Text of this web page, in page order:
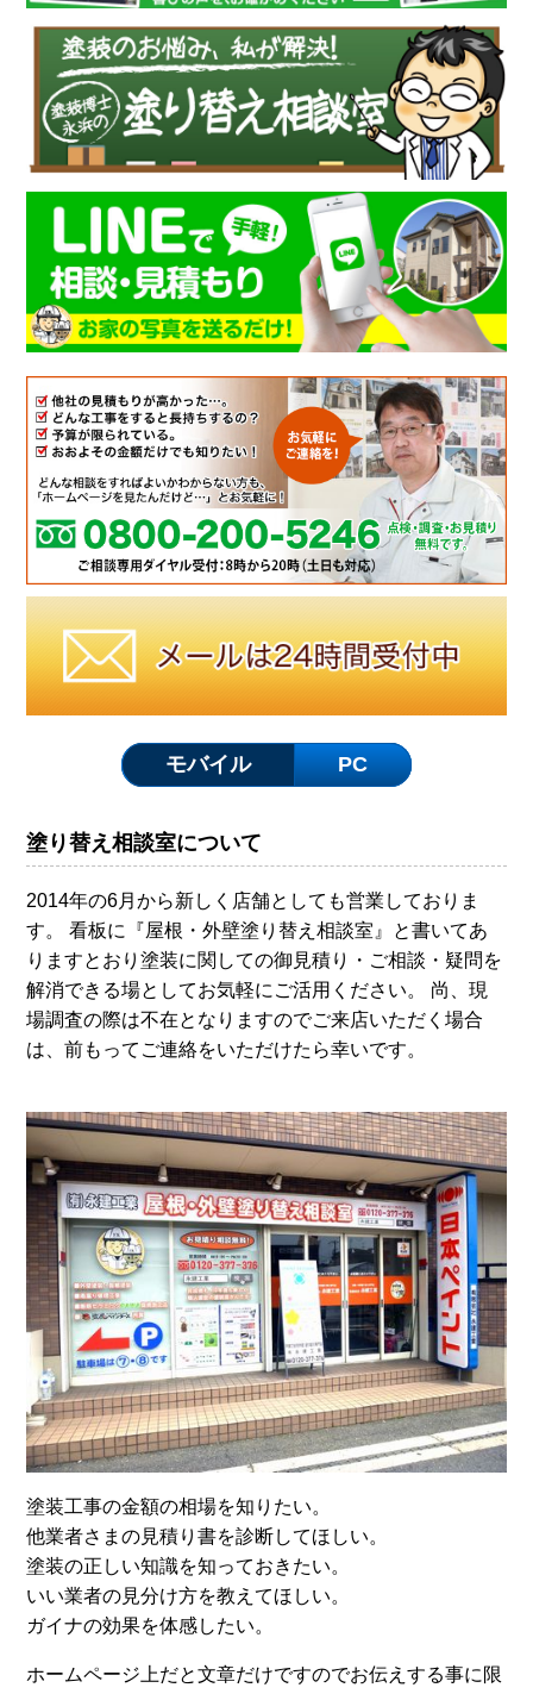
モバイル PC
塗り替え相談室について
2014年の6月から新しく店舗としても営業しておりま
す。 看板に『屋根・外壁塗り替え相談室』と書いてあ
りますとおり塗装に関しての御見積り・ご相談・疑問を
解消できる場としてお気軽にご活用ください。 尚、現
場調査の際は不在となりますのでご来店いただく場合
は、前もってご連絡をいただけたら幸いです。
塗装工事の金額の相場を知りたい。
他業者さまの見積り書を診断してほしい。
塗装の正しい知識を知っておきたい。
いい業者の見分け方を教えてほしい。
ガイナの効果を体感したい。
ホームページ上だと文章だけですのでお伝えする事に限